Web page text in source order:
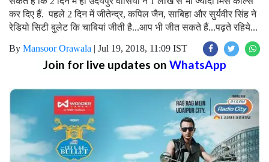
कर दिए हैं. पहले 2 दिन में जीतेन्द्र, कपिल जैन, साबिहा और सुर्यवीर सिंह ने
रेडियो सिटी बुलेट कि चाबियां जीती है...आप भी जीत सकते हैं...पढ़ते रहिये...
By Mansoor Orawala | Jul 19, 2018, 11:09 IST
Join for live updates on WhatsApp